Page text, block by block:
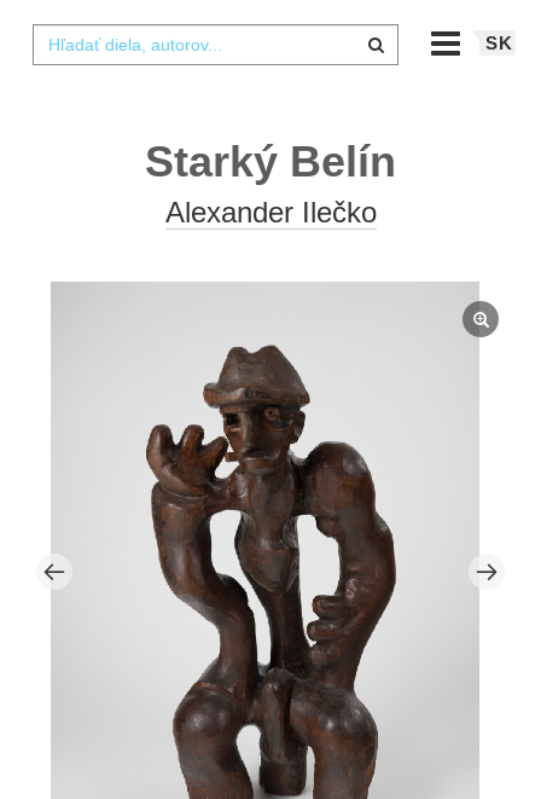
SK
Starký Belín
Alexander Ilečko